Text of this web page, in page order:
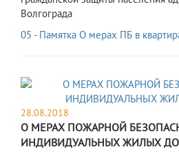
Волгограда
05 - Памятка О мерах ПБ в
28.08.2018
О МЕРАХ ПОЖАРНОЙ
ИНДИВИДУАЛЬНЫХ ЖИЛЫХ